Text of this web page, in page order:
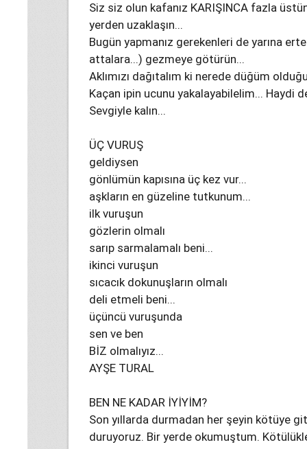
Siz siz olun kafanız KARIŞINCA fazla
yerden uzaklaşın...
Bugün yapmanız gerekenleri de yarına
attalara...) gezmeye götürün...
Aklımızı dağıtalım ki nerede düğüm
Kaçan ipin ucunu yakalayabilelim... Haydi
Sevgiyle kalın...
ÜÇ VURUŞ
geldiysen
gönlümün kapısına üç kez vur...
aşkların en güzeline tutkunum...
ilk vuruşun
gözlerin olmalı
sarıp sarmalamalı beni...
ikinci vuruşun
sıcacık dokunuşların olmalı
deli etmeli beni...
üçüncü vuruşunda
sen ve ben
BİZ olmalıyız...
AYŞE TURAL
BEN NE KADAR İYİYİM?
Son yıllarda durmadan her şeyin kötüye
duruyoruz. Bir yerde okumuştum.